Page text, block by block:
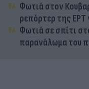
Φωτιά στον
ρεπόρτερ της ΕΡΤ
Φωτιά σε σπίτι
παρανάλωμα του